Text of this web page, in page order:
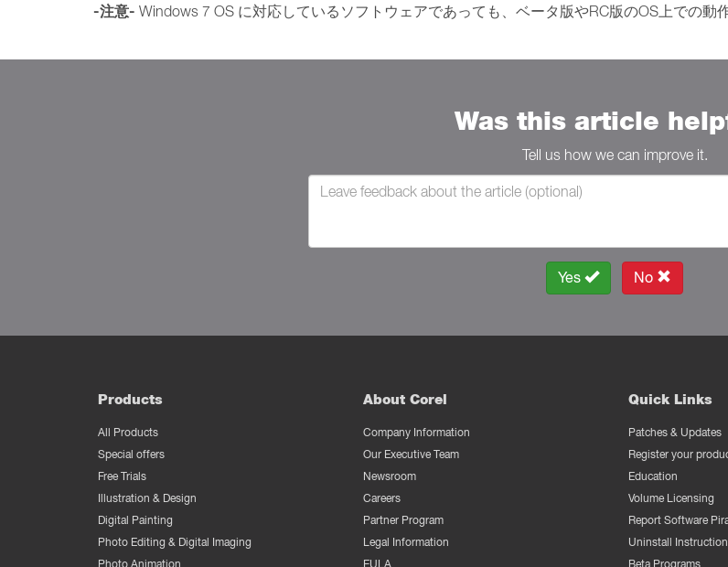
-注意- Windows 7 OS に対応しているソフトウェアであっても、ベータ版やRC版のOS上での動
Was this article
Tell us how we can improve it.
Yes No
Products
All Products
Special offers
Free Trials
Illustration & Design
Digital Painting
Photo Editing & Digital Imaging
Photo Animation
About Corel
Company Information
Our Executive Team
Newsroom
Careers
Partner Program
Legal Information
EULA
Quick Links
Patches & Updates
Register your
Education
Volume Licensing
Report Software
Uninstall
Beta Programs